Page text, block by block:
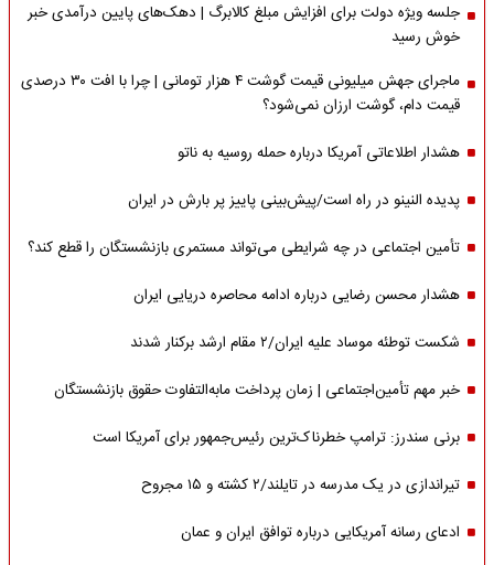
جلسه ویژه دولت برای افزایش مبلغ کالابرگ | دهک‌های پایین درآمدی خبر
خوش رسید
ماجرای جهش میلیونی قیمت گوشت ۴ هزار تومانی | چرا با افت ۳۰ درصدی
قیمت دام، گوشت ارزان نمی‌شود؟
هشدار اطلاعاتی آمریکا درباره حمله روسیه به ناتو
پدیده النینو در راه است/پیش‌بینی پاییز پر بارش در ایران
تأمین اجتماعی در چه شرایطی می‌تواند مستمری بازنشستگان را قطع کند؟
هشدار محسن رضایی درباره ادامه محاصره دریایی ایران
شکست توطئه موساد علیه ایران/۲ مقام‌ ارشد برکنار شدند
خبر مهم تأمین‌اجتماعی | زمان پرداخت مابه‌التفاوت حقوق بازنشستگان
برنی سندرز: ترامپ خطرناک‌ترین رئیس‌جمهور برای آمریکا است
تیراندازی در یک مدرسه در تایلند/۲ کشته و ۱۵ مجروح
ادعای رسانه آمریکایی درباره توافق ایران و عمان